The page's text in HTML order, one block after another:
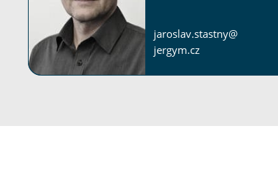
jaroslav.stastny@​
jergym.cz